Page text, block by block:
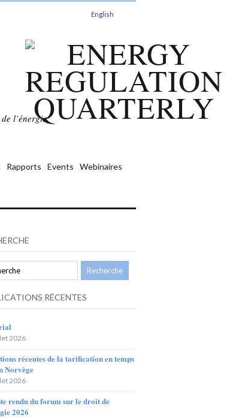
English
l’énergie.
Rapports Events Webinaires
RÉCENTES
2026
récentes de la tarification en temps
Norvège
2026
rendu du forum sur le droit de
2026